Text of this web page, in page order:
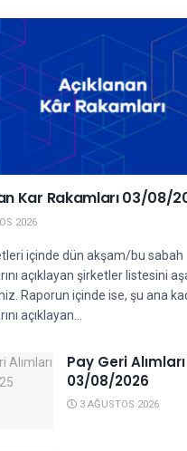
Kar Rakamları 03/08/
2026
içinde dün akşam/bu sabah
açıklayan şirketler listesini
Raporun içinde ise, şu ana
açıklayan...
Pay Geri Alımları
03/08/2026
3 AĞUSTOS 2026